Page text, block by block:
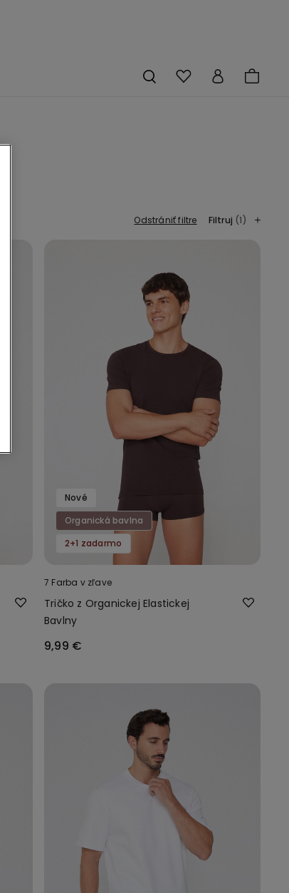
Odstrániť filtre Filtruj (1)
Nové
Organická bavlna
2+1 zadarmo
7 Farba v zľave
Tričko z Organickej Elastickej
Bavlny
9,99 €